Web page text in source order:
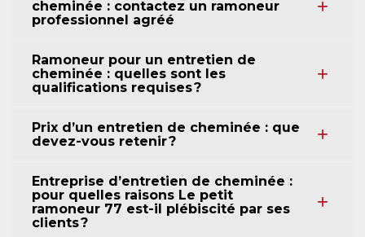
cheminée : contactez un ramoneur
professionnel agréé
Ramoneur pour un entretien de
cheminée : quelles sont les
qualifications requises ?
Prix d’un entretien de cheminée : que
devez-vous retenir ?
Entreprise d’entretien de cheminée :
pour quelles raisons Le petit
ramoneur 77 est-il plébiscité par ses
clients ?